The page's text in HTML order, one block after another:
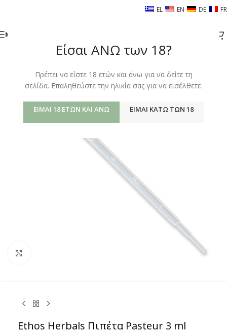
Είσαι ΑΝΩ των 18?
Πρέπει να είστε 18 ετών και άνω για να δείτε τη
σελίδα. Επαληθεύστε την ηλικία σας για να εισέλθετε.
ΕΊΜΑΙ 18 ΕΤΏΝ ΚΑΙ ΆΝΩ ΕΊΜΑΙ ΚΆΤΩ ΤΩΝ 18
EL EN DE FR
ΜΕΝΟΎ
Ethos Herbals Πιπέτα Pasteur 3 ml